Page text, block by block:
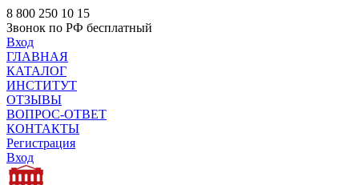
8 800 250 10 15
Звонок по РФ бесплатный
Вход
ГЛАВНАЯ
КАТАЛОГ
ИНСТИТУТ
ОТЗЫВЫ
ВОПРОС-ОТВЕТ
КОНТАКТЫ
Регистрация
Вход